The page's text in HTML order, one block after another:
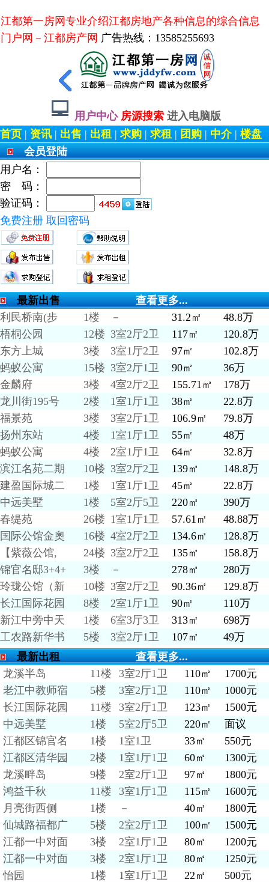
江都第一房网专业介绍江都房地产各种信息的综合信息
门户网－江都房产网 广告热线：13585255693
用户中心 房源搜索 进入电脑版
首页 | 资讯 | 出售 | 出租|求购 |求租| 团购 | 中介| 楼盘
会员登陆
用户名：
密 码：
验证码：
免费注册 取回密码
最新出售
查看更多...
利民桥南(步
1楼 － 31.2㎡
48.8万
梧桐公园
12楼 3室2厅2卫 117㎡
120.8万
东方上城
3楼 3室1厅2卫 97㎡
102.8万
蚂蚁公寓
15楼 3室2厅1卫 90㎡
36万
金麟府
3楼 4室2厅2卫 155.71㎡
178万
龙川街195号
2楼 1室1厅1卫 38㎡
22.8万
福景苑
3楼 3室2厅1卫 106.9㎡
79.8万
扬州东站
4楼 1室1厅1卫 55㎡
48万
蚂蚁公寓
4楼 2室1厅1卫 64㎡
32.8万
滨江名苑二期
10楼 3室2厅2卫 139㎡
148.8万
建盈国际城二
1楼 1室1厅1卫 45㎡
22.8万
中远美墅
1楼 5室2厅5卫 220㎡
390万
春缇苑
26楼 1室1厅1卫 57.61㎡
48.88万
国际公馆金奧
16楼 4室2厅2卫 134.6㎡
128.8万
【紫薇公馆,
24楼 3室2厅2卫 135㎡
158.8万
锦官名邸3+4+
3楼 － 278㎡
280万
玲珑公馆（新
10楼 3室2厅2卫 90.36㎡
129.8万
长江国际花园
8楼 2室1厅1卫 90㎡
110万
新江中旁中天
1楼 6室3厅3卫 313㎡
698万
工农路新华书
5楼 3室2厅1卫 107㎡
49万
最新出租
查看更多...
龙溪半岛
11楼 3室2厅1卫 110㎡
1700元
老江中教师宿
5楼 3室2厅1卫 110㎡
1000元
长江国际花园
11楼 3室2厅1卫 123㎡
1500元
中远美墅
1楼 5室2厅5卫 220㎡
面议
江都区锦官名
1楼 1室1卫 33㎡
550元
江都区清华园
2楼 1室1厅1卫 60㎡
1300元
龙溪畔岛
9楼 2室2厅1卫 97㎡
1800元
鸿益千秋
11楼 3室1厅1卫 115㎡
1600元
月亮街西侧
1楼 － 40㎡
1800元
仙城路福都广
5楼 2室2厅1卫 100㎡
1500元
江都一中对面
3楼 2室1厅1卫 80㎡
1200元
江都一中对面
3楼 2室1厅1卫 80㎡
1250元
怡园
1楼 1室1厅1卫 22㎡
500元